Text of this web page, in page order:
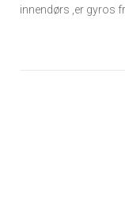
innendørs ,er gyros